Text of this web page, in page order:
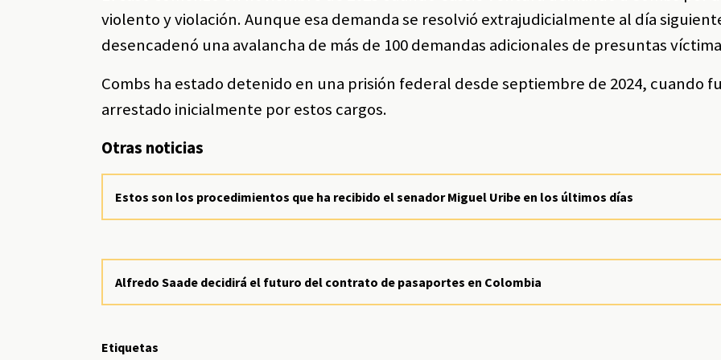
violento y violación. Aunque esa demanda se resolvió extrajudicialmente al día
desencadenó una avalancha de más de 100 demandas adicionales de presuntas
Combs ha estado detenido en una prisión federal desde septiembre de 2024, cuando
arrestado inicialmente por estos cargos.
Otras noticias
Estos son los procedimientos que ha recibido el senador Miguel Uribe en los últimos días
Alfredo Saade decidirá el futuro del contrato de pasaportes en Colombia
Etiquetas